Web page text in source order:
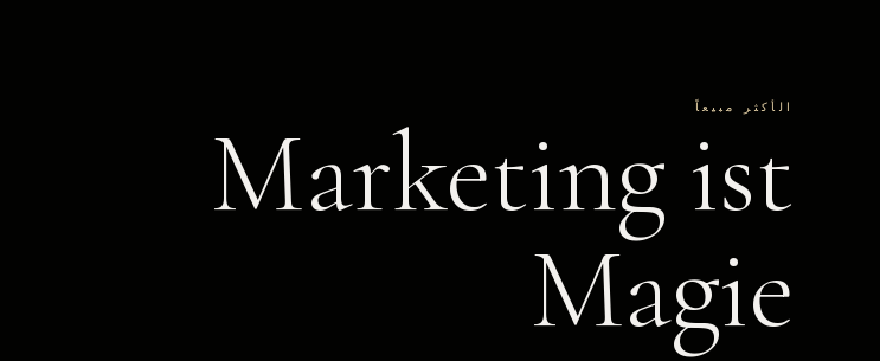
الأكثر مبيعاً
Marketing ist
Magie